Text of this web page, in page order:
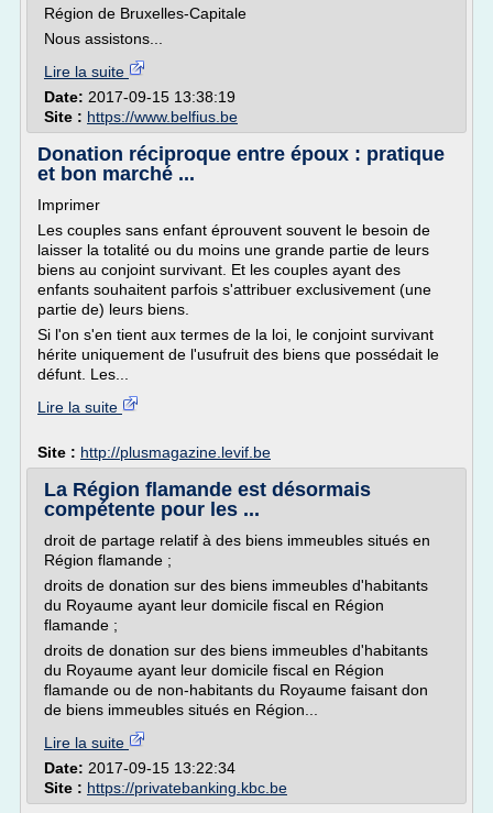
Région de Bruxelles-Capitale
Nous assistons...
Lire la suite
Date: 2017-09-15 13:38:19
Site : https://www.belfius.be
Donation réciproque entre époux : pratique
et bon marché ...
Imprimer
Les couples sans enfant éprouvent souvent le besoin de
laisser la totalité ou du moins une grande partie de leurs
biens au conjoint survivant. Et les couples ayant des
enfants souhaitent parfois s'attribuer exclusivement (une
partie de) leurs biens.
Si l'on s'en tient aux termes de la loi, le conjoint survivant
hérite uniquement de l'usufruit des biens que possédait le
défunt. Les...
Lire la suite
Site : http://plusmagazine.levif.be
La Région flamande est désormais
compétente pour les ...
droit de partage relatif à des biens immeubles situés en
Région flamande ;
droits de donation sur des biens immeubles d'habitants
du Royaume ayant leur domicile fiscal en Région
flamande ;
droits de donation sur des biens immeubles d'habitants
du Royaume ayant leur domicile fiscal en Région
flamande ou de non-habitants du Royaume faisant don
de biens immeubles situés en Région...
Lire la suite
Date: 2017-09-15 13:22:34
Site : https://privatebanking.kbc.be